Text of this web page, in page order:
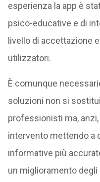
esperienza la app è
psico-educative e di
livello di accettazione
utilizzatori.
È comunque
soluzioni non si
professionisti ma,
intervento mettendo a
informative più
un miglioramento